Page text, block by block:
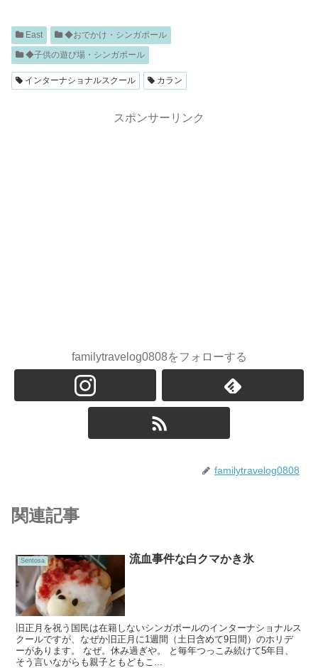
East
◆おでかけ・シンガポール
◆子供の遊び場・シンガポール
インターナショナルスクール カラン
スポンサーリンク
familytravelog0808をフォローする
familytravelog0808
関連記事
Sentosa 流血事件な白クマかき氷
旧正月を祝う国民は在籍しないシンガポールのインターナショナルス
クールですが、なぜか旧正月に1週間（土日含めて9日間）のホリデ
ーがあります。 なぜ。休み過ぎや。 と毎年つっこみ続けて5年目、
そう言いながらも親子ともどもこ...